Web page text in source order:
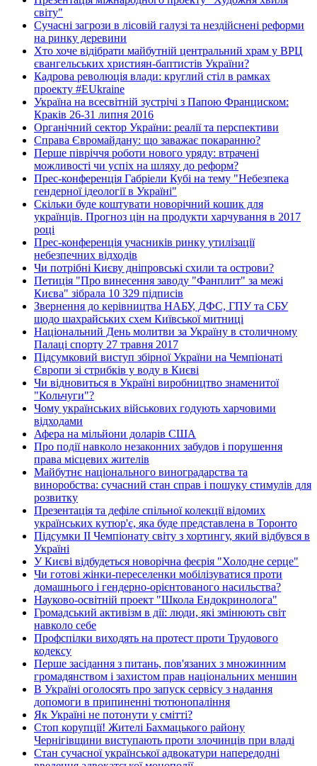
світу"
Сучасні загрози в лісовій галузі та нездійснені реформи
на ринку деревини
Хто хоче відібрати майбутній центральний храм у ВРЦ
євангельських християн-баптистів України?
Кадрова революція влади: круглий стіл в рамках
проекту #EUkraine
Україна на всесвітній зустрічі з Папою Франциском:
Краків 26-31 липня 2016
Органічний сектор України: реалії та перспективи
Справа Євромайдану: що заважає покаранню?
Перше півріччя роботи нового уряду: втрачені
можливості чи успіх на шляху до реформ?
Прес-конференція Габріели Кубі на тему "Небезпека
гендерної ідеології в Україні"
Скільки буде коштувати новорічний кошик для
українців. Прогноз цін на продукти харчування в 2017
році
Прес-конференція учасників ринку утилізації
небезпечних відходів
Чи потрібні Києву дніпровські схили та острови?
Петиція "Про винесення заводу "Фанплит" за межі
Києва" зібрала 10 329 підписів
Звернення до керівництва НАБУ, ДФС, ГПУ та СБУ
щодо шахрайських схем Київської митниці
Національний День молитви за Україну в столичному
Палаці спорту 27 травня 2017
Підсумковий виступ збірної України на Чемпіонаті
Європи зі стрибків у воду в Києві
Чи відновиться в Україні виробництво знаменитої
"Кольчуги"?
Чому українських військових годують харчовими
відходами
Афера на мільйони доларів США
Про події навколо незаконних забудов і порушення
права місцевих жителів
Майбутнє національного виноградарства та
виноробства: сучасний стан справ і пошуку стимулів для
розвитку
Презентація та дефіле спільної колекції відомих
українських кутюр'є, яка буде представлена в Торонто
Підсумки ІІ Чемпіонату світу з хортингу, який відбувся в
Україні
У Києві відбудеться новорічна феєрія "Холодне серце"
Чи готові жінки-переселенки мобілізуватися проти
домашнього і гендерно-орієнтованого насильства?
Науково-освітній проект "Школа Ендокринолога"
Громадський активізм в дії: люди, які змінюють світ
навколо себе
Профспілки виходять на протест проти Трудового
кодексу
Перше засідання з питань, пов'язаних з множинним
громадянством і захистом прав національних меншин
В Україні оголосять про запуск сервісу з надання
допомоги в припиненні тютюнопаління
Як Україні не потонути у смітті?
Стоп корупції! Жителі Бахмацького району
Чернігівщини виступають проти злочинців при владі
Стан сучасної української адвокатури напередодні